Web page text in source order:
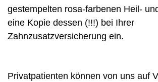
gestempelten rosa-farbenen Heil-
eine Kopie dessen (!!!) bei Ihrer
Zahnzusatzversicherung ein.
Privatpatienten können von uns auf